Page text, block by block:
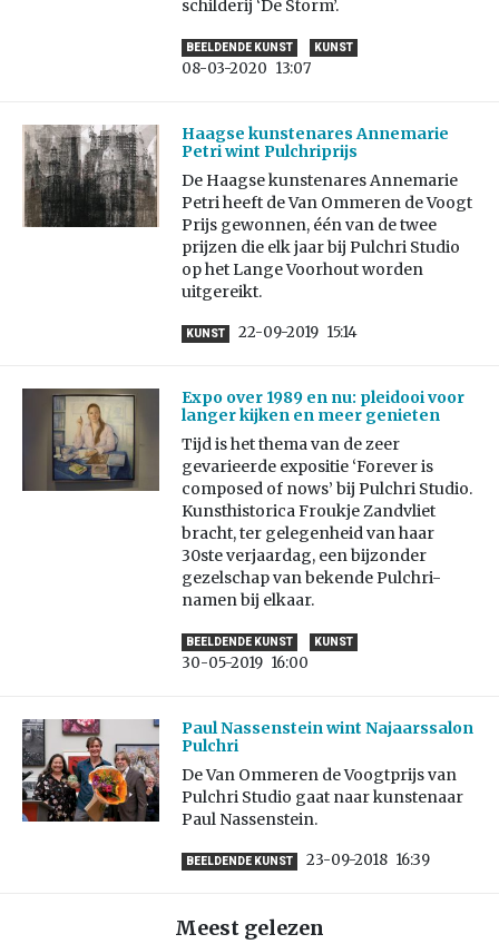
schilderij ‘De Storm’.
BEELDENDE KUNST KUNST
08-03-2020 13:07
Haagse kunstenares Annemarie
Petri wint Pulchriprijs
De Haagse kunstenares Annemarie
Petri heeft de Van Ommeren de Voogt
Prijs gewonnen, één van de twee
prijzen die elk jaar bij Pulchri Studio
op het Lange Voorhout worden
uitgereikt.
KUNST 22-09-2019 15:14
Expo over 1989 en nu: pleidooi voor
langer kijken en meer genieten
Tijd is het thema van de zeer
gevarieerde expositie ‘Forever is
composed of nows’ bij Pulchri Studio.
Kunsthistorica Froukje Zandvliet
bracht, ter gelegenheid van haar
30ste verjaardag, een bijzonder
gezelschap van bekende Pulchri-
namen bij elkaar.
BEELDENDE KUNST KUNST
30-05-2019 16:00
Paul Nassenstein wint Najaarssalon
Pulchri
De Van Ommeren de Voogtprijs van
Pulchri Studio gaat naar kunstenaar
Paul Nassenstein.
BEELDENDE KUNST 23-09-2018 16:39
Meest gelezen